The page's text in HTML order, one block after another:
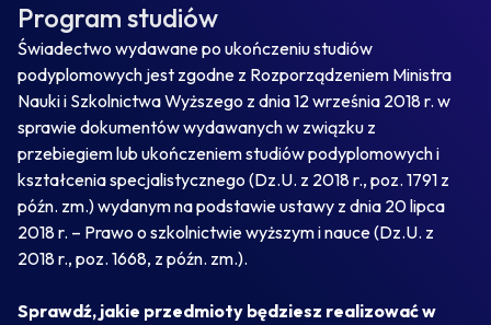
Program studiów
Świadectwo wydawane po ukończeniu studiów
podyplomowych jest zgodne z Rozporządzeniem Ministra
Nauki i Szkolnictwa Wyższego z dnia 12 września 2018 r. w
sprawie dokumentów wydawanych w związku z
przebiegiem lub ukończeniem studiów podyplomowych i
kształcenia specjalistycznego (Dz.U. z 2018 r., poz. 1791 z
późn. zm.) wydanym na podstawie ustawy z dnia 20 lipca
2018 r. – Prawo o szkolnictwie wyższym i nauce (Dz.U. z
2018 r., poz. 1668, z późn. zm.).
Sprawdź, jakie przedmioty będziesz realizować w